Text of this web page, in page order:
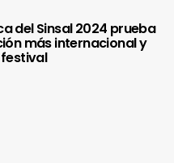
del Sinsal 2024 prueba
más internacional y